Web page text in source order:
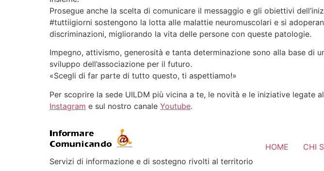
Prosegue anche la scelta di comunicare il messaggio e gli obiettivi
#tuttiigiorni sostengono la lotta alle malattie neuromuscolari e si
discriminazioni, migliorando la vita delle persone con queste patologie.
Impegno, attivismo, generosità e tanta determinazione sono alla base di
sviluppo dell’associazione per il futuro.
«Scegli di far parte di tutto questo, ti aspettiamo!»
Per scoprire la sede UILDM più vicina a te, le novità e le iniziative legate
Instagram e sul nostro canale Youtube.
Servizi di informazione e di sostegno rivolti al territorio
HOME CHI